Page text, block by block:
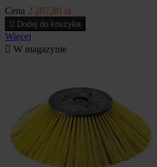
Cena 2 287,80 zł
 Dodaj do koszyka
Więcej
 W magazynie